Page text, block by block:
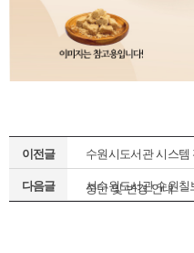
이전글 수원시도서관 시스
중단 및 변경 안내
다음글 서수원도서관 수원칠